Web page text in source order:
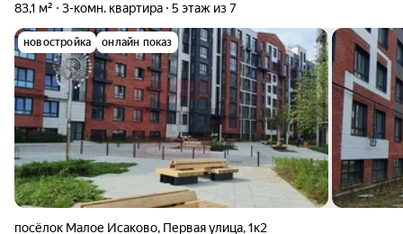
83,1 м² 3-комн. квартира 5 этаж из 7
новостройка онлайн показ
посёлок Малое Исаково, Первая улица,1к2